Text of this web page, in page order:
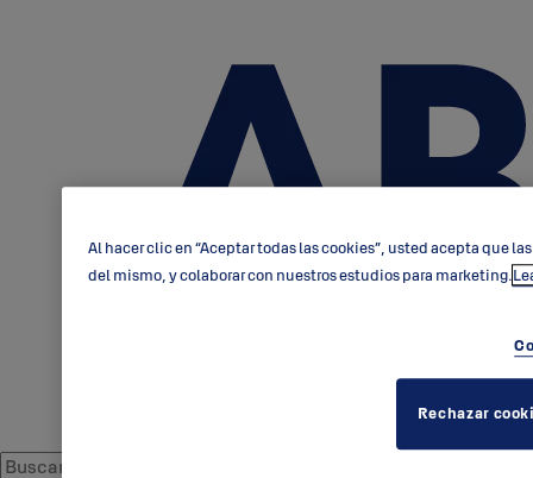
Al hacer clic en “Aceptar todas las cookies”, usted acepta que
del mismo, y colaborar con nuestros estudios para marketing.
Rechazar